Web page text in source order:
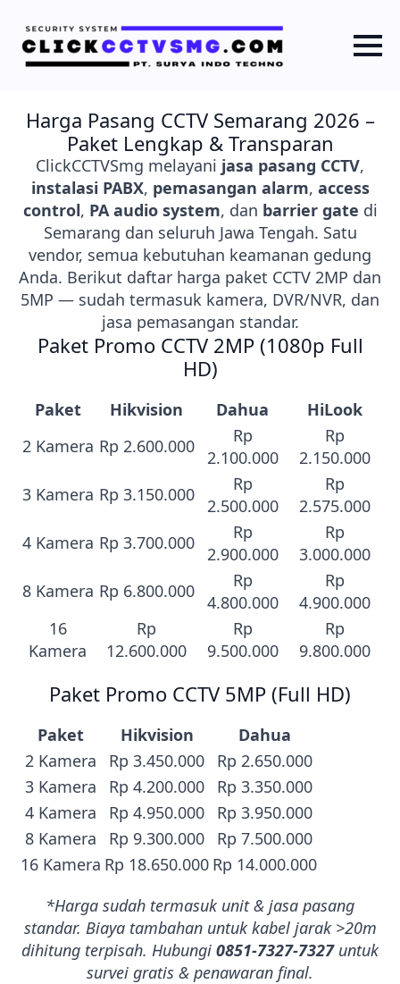
Harga Pasang CCTV Semarang 2026 –
Paket Lengkap & Transparan
ClickCCTVSmg melayani jasa pasang CCTV,
instalasi PABX, pemasangan alarm, access
control, PA audio system, dan barrier gate di
Semarang dan seluruh Jawa Tengah. Satu
vendor, semua kebutuhan keamanan gedung
Anda. Berikut daftar harga paket CCTV 2MP dan
5MP — sudah termasuk kamera, DVR/NVR, dan
jasa pemasangan standar.
Paket Promo CCTV 2MP (1080p Full
HD)
Paket Hikvision Dahua
HiLook
2 Kamera Rp 2.600.000
Rp
2.100.000
Rp
2.150.000
3 Kamera Rp 3.150.000
Rp
2.500.000
Rp
2.575.000
4 Kamera Rp 3.700.000
Rp
2.900.000
Rp
3.000.000
8 Kamera Rp 6.800.000
Rp
4.800.000
Rp
4.900.000
16
Kamera
Rp
12.600.000
Rp
9.500.000
Rp
9.800.000
Paket Promo CCTV 5MP (Full HD)
Paket Hikvision
Dahua
2 Kamera
Rp 3.450.000
Rp 2.650.000
3 Kamera
Rp 4.200.000
Rp 3.350.000
4 Kamera
Rp 4.950.000
Rp 3.950.000
8 Kamera
Rp 9.300.000
Rp 7.500.000
16 Kamera Rp 18.650.000 Rp 14.000.000
*Harga sudah termasuk unit & jasa pasang
standar. Biaya tambahan untuk kabel jarak >20m
dihitung terpisah. Hubungi 0851-7327-7327untuk
survei gratis & penawaran final.